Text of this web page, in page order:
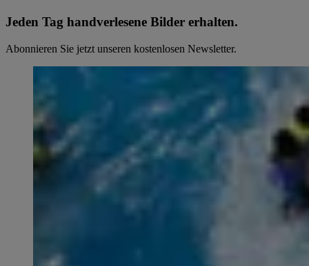
Jeden Tag hand­ver­le­se­ne Bilder erhalten.
Abonnieren Sie jetzt unseren kostenlosen Newsletter.